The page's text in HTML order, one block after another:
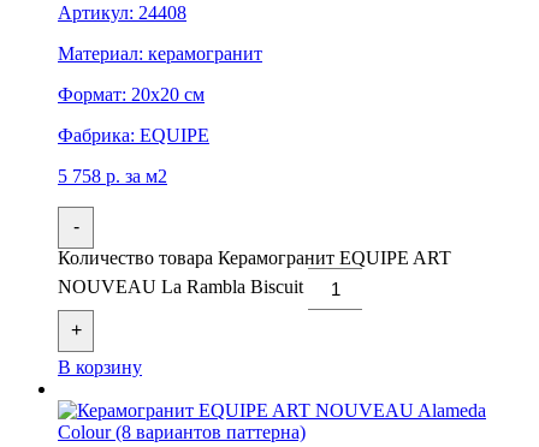
Артикул: 24408
Материал: керамогранит
Формат: 20x20 см
Фабрика: EQUIPE
5 758 р. за м2
-
Количество товара Керамогранит EQUIPE ART
NOUVEAU La Rambla Biscuit
+
В корзину